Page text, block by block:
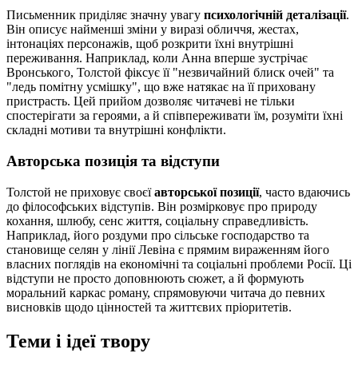
Письменник приділяє значну увагу психологічній деталізації.
Він описує найменші зміни у виразі обличчя, жестах,
інтонаціях персонажів, щоб розкрити їхні внутрішні
переживання. Наприклад, коли Анна вперше зустрічає
Вронського, Толстой фіксує її "незвичайний блиск очей" та
"ледь помітну усмішку", що вже натякає на її приховану
пристрасть. Цей прийом дозволяє читачеві не тільки
спостерігати за героями, а й співпереживати їм, розуміти їхні
складні мотиви та внутрішні конфлікти.
Авторська позиція та відступи
Толстой не приховує своєїавторської позиції, часто вдаючись
до філософських відступів. Він розмірковує про природу
кохання, шлюбу, сенс життя, соціальну справедливість.
Наприклад, його роздуми про сільське господарство та
становище селян у лінії Левіна є прямим вираженням його
власних поглядів на економічні та соціальні проблеми Росії. Ці
відступи не просто доповнюють сюжет, а й формують
моральний каркас роману, спрямовуючи читача до певних
висновків щодо цінностей та життєвих пріоритетів.
Теми і ідеї твору